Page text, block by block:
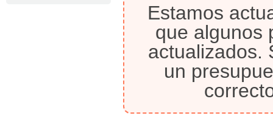
Estamos
que algunos
actualizados.
un